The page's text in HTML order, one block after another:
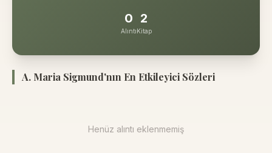
0
Alıntı
2
Kitap
A. Maria Sigmund'nın En Etkileyici Sözleri
Henüz alıntı eklenmemiş